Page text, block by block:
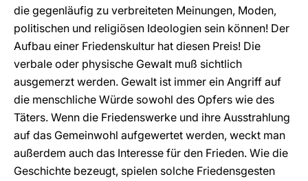
die gegenläufig zu verbreiteten Meinungen, Moden,
politischen und religiösen Ideologien sein können! Der
Aufbau einer Friedenskultur hat diesen Preis! Die
verbale oder physische Gewalt muß sichtlich
ausgemerzt werden. Gewalt ist immer ein Angriff auf
die menschliche Würde sowohl des Opfers wie des
Täters. Wenn die Friedenswerke und ihre Ausstrahlung
auf das Gemeinwohl aufgewertet werden, weckt man
außerdem auch das Interesse für den Frieden. Wie die
Geschichte bezeugt, spielen solche Friedensgesten